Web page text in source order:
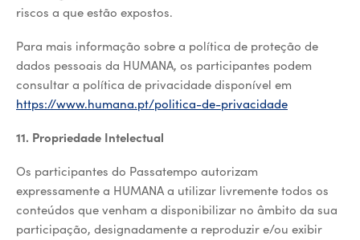
riscos a que estão expostos.
Para mais informação sobre a política de proteção de
dados pessoais da HUMANA, os participantes podem
consultar a política de privacidade disponível em
https://www.humana.pt/politica-de-privacidade
11. Propriedade Intelectual
Os participantes do Passatempo autorizam
expressamente a HUMANA a utilizar livremente todos os
conteúdos que venham a disponibilizar no âmbito da sua
participação, designadamente a reproduzir e/ou exibir